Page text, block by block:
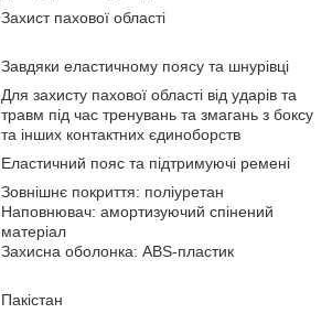
Захист пахової області
Завдяки еластичному поясу та шнурівці
Для захисту пахової області від ударів та
травм під час тренувань та змагань з боксу
та інших контактних єдиноборств
Еластичний пояс та підтримуючі ремені
Зовнішнє покриття: поліуретан
Наповнювач: амортизуючий спінений
матеріал
Захисна оболонка: ABS-пластик
Пакістан